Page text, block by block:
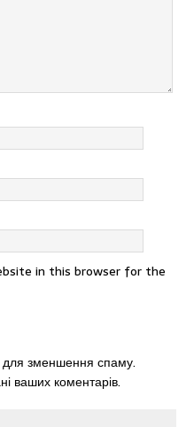
in this browser for the
зменшення спаму.
ваших коментарів.